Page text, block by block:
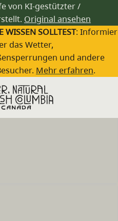
von KI-gestützter /
Original ansehen
WISSEN SOLLTEST:
das Wetter,
und andere
Mehr erfahren.